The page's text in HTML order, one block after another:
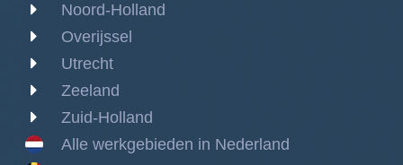
Noord-Holland
Overijssel
Utrecht
Zeeland
Zuid-Holland
Alle werkgebieden in Nederland